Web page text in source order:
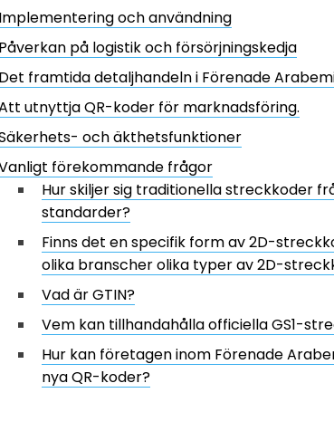
Implementering och användning
Påverkan på logistik och försörjningskedja
Det framtida detaljhandeln i Förenade
utnyttja QR-koder för marknadsföring.
och äkthetsfunktioner
förekommande frågor
Hur skiljer sig traditionella streckkoder
standarder?
Finns det en specifik form av 2D-
olika branscher olika typer av 2D-
Vad är GTIN?
Vem kan tillhandahålla officiella GS1-
Hur kan företagen inom Förenade
nya QR-koder?